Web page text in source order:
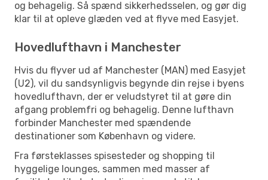
og behagelig. Så spænd sikkerhedsselen, og gør dig
klar til at opleve glæden ved at flyve med Easyjet.
Hovedlufthavn i Manchester
Hvis du flyver ud af Manchester (MAN) med Easyjet
(U2), vil du sandsynligvis begynde din rejse i byens
hovedlufthavn, der er veludstyret til at gøre din
afgang problemfri og behagelig. Denne lufthavn
forbinder Manchester med spændende
destinationer som København og videre.
Fra førsteklasses spisesteder og shopping til
hyggelige lounges, sammen med masser af